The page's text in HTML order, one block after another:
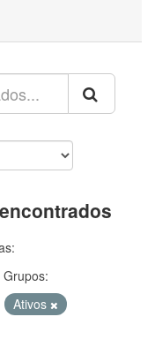
Grupos:
Ativos